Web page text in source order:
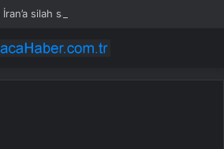
silah satmayacaklarını söyledi